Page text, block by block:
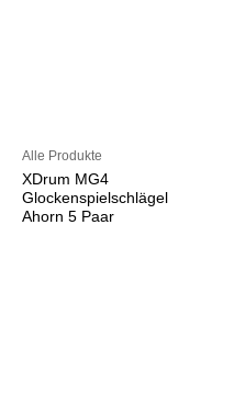
Alle Produkte
XDrum MG4
Glockenspielschlägel
Ahorn 5 Paar